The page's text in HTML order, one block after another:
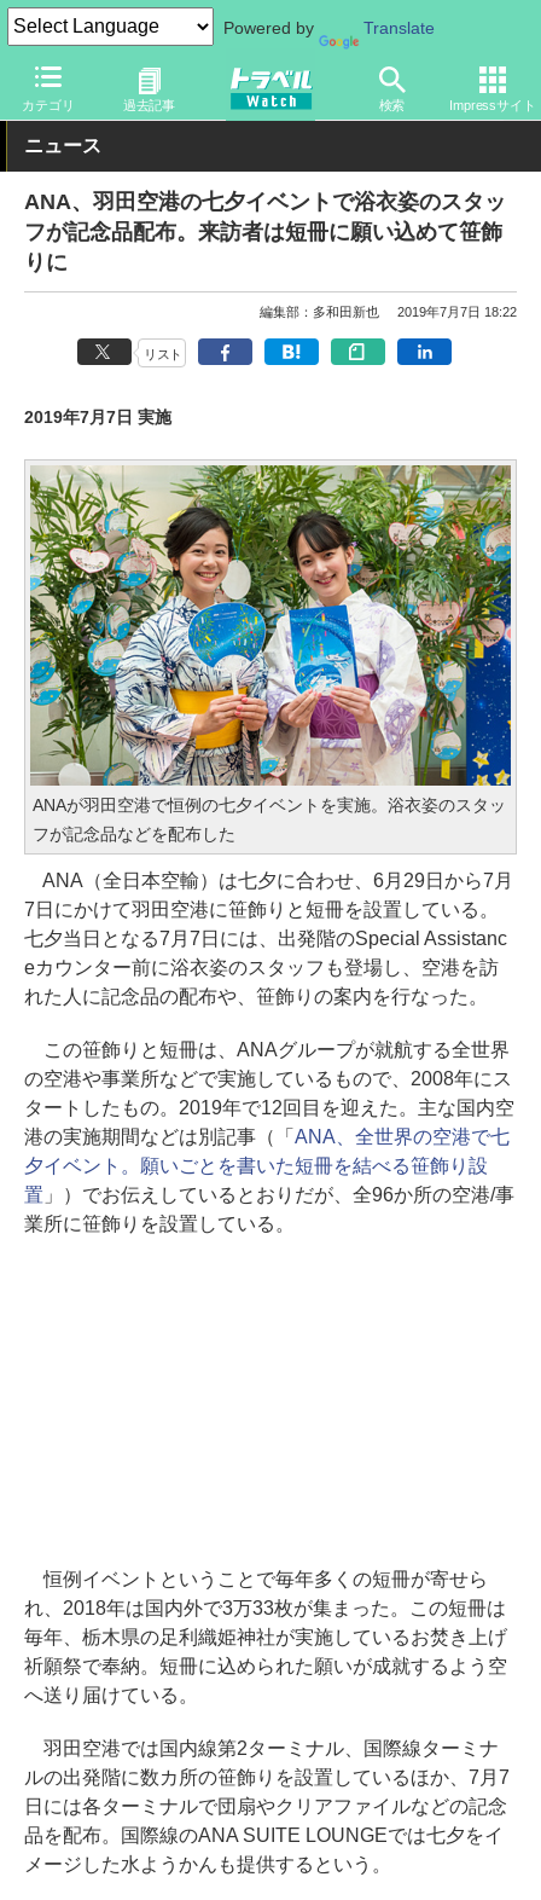
Powered by Translate
カテゴリ 過去記事 検索 Impressサイト
トラベル Watch 企業・政府・官庁 国内エアライン ANA
ニュース
ANA、羽田空港の七夕イベントで浴衣姿のスタッ
フが記念品配布。来訪者は短冊に願い込めて笹飾
りに
編集部：多和田新也 2019年7月7日 18:22
リスト
2019年7月7日 実施
ANAが羽田空港で恒例の七夕イベントを実施。浴衣姿のスタッ
フが記念品などを配布した
ANA（全日本空輸）は七夕に合わせ、6月29日から7月
7日にかけて羽田空港に笹飾りと短冊を設置している。
七夕当日となる7月7日には、出発階のSpecial Assistanc
eカウンター前に浴衣姿のスタッフも登場し、空港を訪
れた人に記念品の配布や、笹飾りの案内を行なった。
この笹飾りと短冊は、ANAグループが就航する全世界
の空港や事業所などで実施しているもので、2008年にス
タートしたもの。2019年で12回目を迎えた。主な国内空
港の実施期間などは別記事（「 ANA、全世界の空港で七
夕イベント。願いごとを書いた短冊を結べる笹飾り設
置 」）でお伝えしているとおりだが、全96か所の空港/事
業所に笹飾りを設置している。
恒例イベントということで毎年多くの短冊が寄せら
れ、2018年は国内外で3万33枚が集まった。この短冊は
毎年、栃木県の足利織姫神社が実施しているお焚き上げ
祈願祭で奉納。短冊に込められた願いが成就するよう空
へ送り届けている。
羽田空港では国内線第2ターミナル、国際線ターミナ
ルの出発階に数カ所の笹飾りを設置しているほか、7月7
日には各ターミナルで団扇やクリアファイルなどの記念
品を配布。国際線のANA SUITE LOUNGEでは七夕をイ
メージした水ようかんも提供するという。